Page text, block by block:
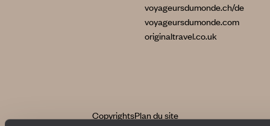
voyageursdumonde.ch/de
voyageursdumonde.com
originaltravel.co.uk
CopyrightsPlan du site